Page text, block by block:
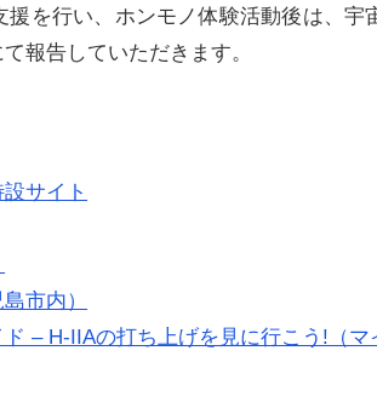
を行い、ホンモノ体験活動後は、宇
報告していただきます。
サイト
市内）
– H-IIAの打ち上げを見に行こう!（マ